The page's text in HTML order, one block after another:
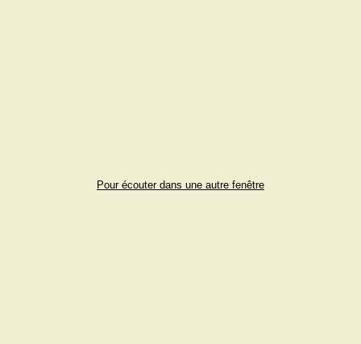
Pour écouter dans une autre fenêtre